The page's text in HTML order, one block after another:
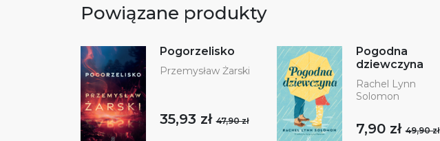
Powiązane produkty
Pogorzelisko
Przemysław Żarski
35,93 zł47,90 zł
Pogodna
dziewczyna
Rachel Lynn
Solomon
7,90 zł49,90 zł